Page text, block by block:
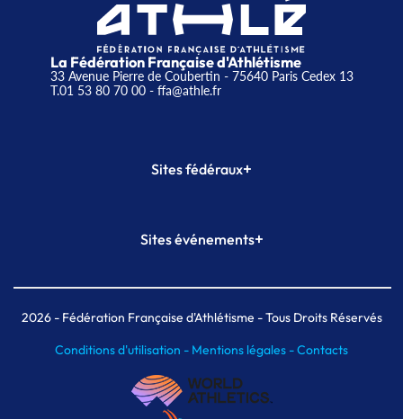
La Fédération Française d'Athlétisme
33 Avenue Pierre de Coubertin - 75640 Paris Cedex 13
T.01 53 80 70 00- ffa@athle.fr
Sites fédéraux+
Plateforme Formation
Sites événements+
Meeting de Paris indoor
MAIF Ekiden de Paris
2026- Fédération Française d'Athlétisme - Tous Droits Réservés
Conditions d'utilisation - Mentions légales -Contacts